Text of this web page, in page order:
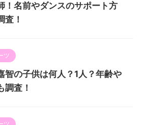
！名前やダンスのサポート方
査！
ツ
智の子供は何人？1人？年齢や
調査！